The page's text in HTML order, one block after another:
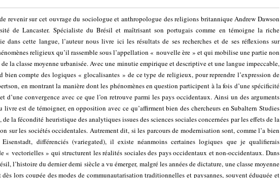
revenir sur cet ouvrage du sociologue et anthropologue des religions britannique Andrew Dawson
de Lancaster. Spécialiste du Brésil et maîtrisant son portugais comme en témoigne la riche
dans cette langue, l’auteur nous livre ici les résultats de ses recherches et de ses réflexions sur
religieux qu’il rassemble sous l’appellation « nouvelle ère » et qui mobilise une partie non
la classe moyenne urbanisée. Avec une minutie empirique et descriptive et une langue impeccable,
bien compte des logiques « glocalisantes » de ce type de religieux, pour reprendre l’expression de
en montrant la manière dont les phénomènes en question participent à la fois d’une spécificité
d’une convergence avec ce que l’on retrouve parmi les pays occidentaux. Ainsi un des arguments
livre est de témoigner, en opposition avec ce qu’affirment bien des chercheurs en Subaltern Studies
de la fécondité heuristique des analytiques issues des sciences sociales concernées par les effets de la
sur les sociétés occidentales. Autrement dit, si les parcours de modernisation sont, comme l’a bien
Eisenstadt, différenciés (variegated), il existe néanmoins certaines logiques que je qualifierais
« vectorielles » qui structurent les réalités sociales des pays occidentaux et non-occidentaux. Dans
l’histoire du dernier demi siècle a vu émerger, malgré les années de dictature, une classe moyenne
dès lors coupée des modes de communautarisation traditionnelles et paysannes, souvent éduquée et